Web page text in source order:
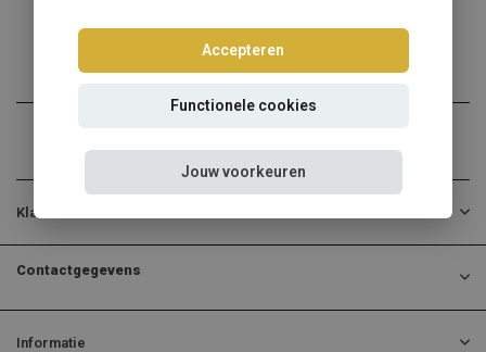
Klantenservice
Contactgegevens
Informatie
Accepteren
Functionele cookies
Jouw voorkeuren